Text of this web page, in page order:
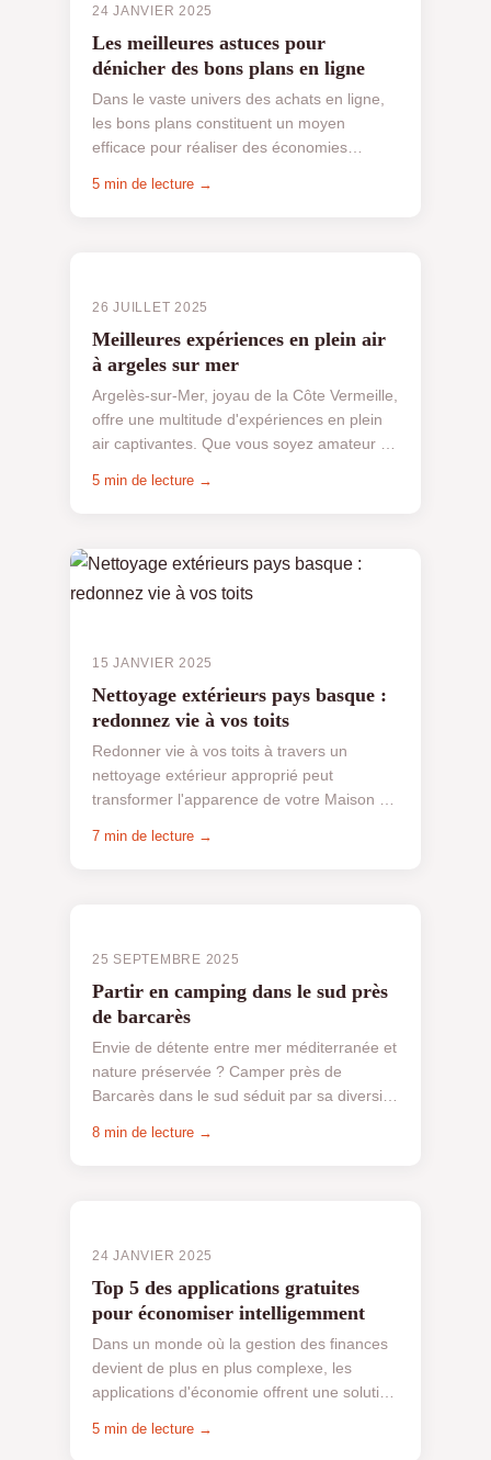
24 JANVIER 2025
Les meilleures astuces pour
dénicher des bons plans en ligne
Dans le vaste univers des achats en ligne,
les bons plans constituent un moyen
efficace pour réaliser des économies
consommateurs d'obtenir des p...
5 min de lecture →
26 JUILLET 2025
Meilleures expériences en plein air
à argeles sur mer
Argelès-sur-Mer, joyau de la Côte Vermeille,
offre une multitude d'expériences en plein
air captivantes. Que vous soyez amateur de
5 min de lecture →
15 JANVIER 2025
Nettoyage extérieurs pays basque :
redonnez vie à vos toits
Redonner vie à vos toits à travers un
nettoyage extérieur approprié peut
transformer l'apparence de votre Maison au
écologiques, EGIN offre...
7 min de lecture →
25 SEPTEMBRE 2025
Partir en camping dans le sud près
de barcarès
Envie de détente entre mer méditerranée et
nature préservée ? Camper près de
Barcarès dans le sud séduit par sa diversité
8 min de lecture →
24 JANVIER 2025
Top 5 des applications gratuites
pour économiser intelligemment
Dans un monde où la gestion des finances
devient de plus en plus complexe, les
applications d'économie offrent une solution
financière individue...
5 min de lecture →